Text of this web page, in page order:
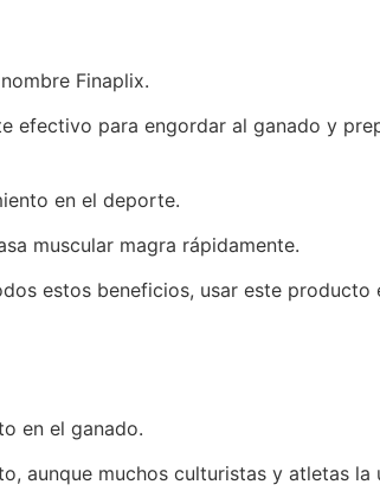
Finaplix.
efectivo para engordar al ganado y
en el deporte.
muscular magra rápidamente.
estos beneficios, usar este producto
en el ganado.
aunque muchos culturistas y atletas la